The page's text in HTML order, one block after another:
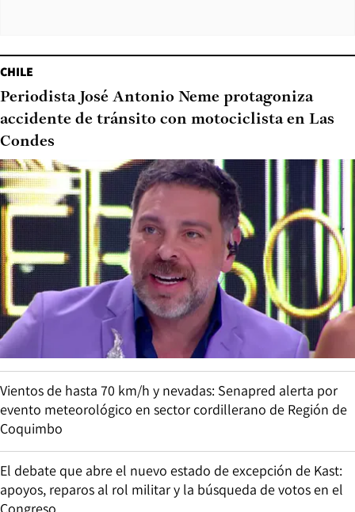
CHILE
Periodista José Antonio Neme protagoniza
accidente de tránsito con motociclista en Las
Condes
Vientos de hasta 70 km/h y nevadas: Senapred alerta por
evento meteorológico en sector cordillerano de Región de
Coquimbo
El debate que abre el nuevo estado de excepción de Kast:
apoyos, reparos al rol militar y la búsqueda de votos en el